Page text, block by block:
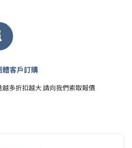
體客戶訂購
多折扣越大 請向我們索取報價